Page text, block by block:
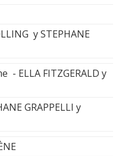
y STEPHANE
- ELLA FITZGERALD y
GRAPPELLI y